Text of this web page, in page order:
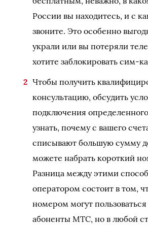
России вы находитесь, и с
звоните. Это особенно
украли или вы потеряли
хотите заблокировать сим-
Чтобы получить
консультацию, обсудить
подключения
узнать, почему с вашего
списывают большую сумму
можете набрать короткий
Разница между этими
оператором состоит в том,
номером могут пользоваться
абоненты МТС, но в любой